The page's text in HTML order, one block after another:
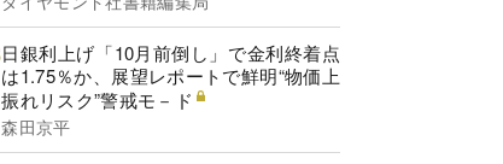
日銀利上げ「10月前倒し」で金利終着点
は1.75％か、展望レポートで鮮明“物価上
振れリスク”警戒モ－ド
森田京平